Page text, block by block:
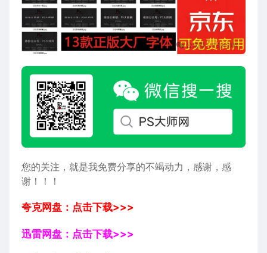
您的关注，就是我免费分享的不竭动力，感谢，感
谢！！！
夸克网盘：点击下载>>>
迅雷网盘：点击下载>>>